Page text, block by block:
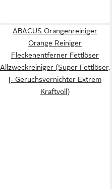
ABACUS Orangenreiniger
Orange Reiniger
Fleckenentferner Fettlöser
Allzweckreiniger (Super Fettlöser,
[- Geruchsvernichter Extrem
Kraftvoll)